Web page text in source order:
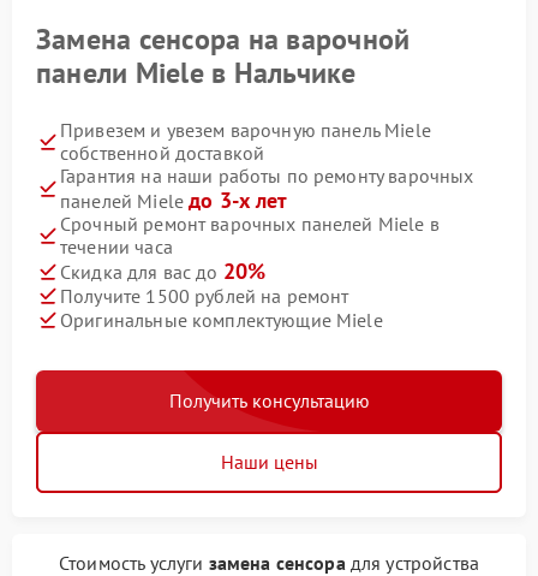
Замена сенсора на варочной
панели Miele в Нальчике
Привезем и увезем варочную панель Miele
собственной доставкой
Гарантия на наши работы по ремонту варочных
панелей Mieleдо 3-х лет
Срочный ремонт варочных панелей Miele в
течении часа
Скидка для вас до 20%
Получите 1500 рублей на ремонт
Оригинальные комплектующие Miele
Получить консультацию
Наши цены
Стоимость услуги замена сенсорадля устройства